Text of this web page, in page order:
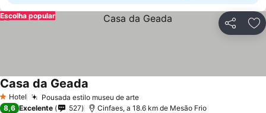
Partilhar
Escolha popular
1 Estrelas
Hotel Pousada estilo museu de arte
Casa da Geada
8,6 Excelente 527 Cinfaes, a 18.6 km de Mesão Frio